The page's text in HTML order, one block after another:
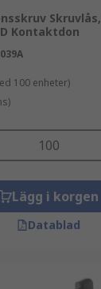
Kontaktdon
100 enheter)
Lägg i korgen
Datablad